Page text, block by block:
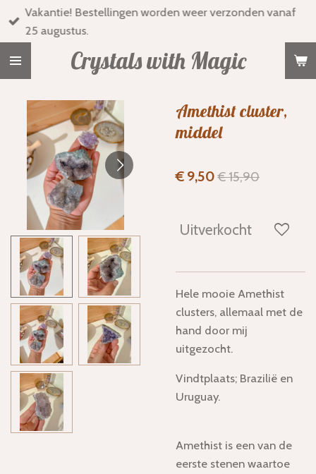
Ga
direct
Crystals with Magic
Vakantie! Bestellingen worden weer verzonden vanaf
25 augustus.
Amethist cluster,
middel
€ 9,50 € 15,90
Uitverkocht
Hele mooie Amethist
clusters, allemaal met de
hand door mij
uitgezocht.
Vindtplaats; Brazilië en
Uruguay.
Amethist is een van de
eerste stenen waartoe